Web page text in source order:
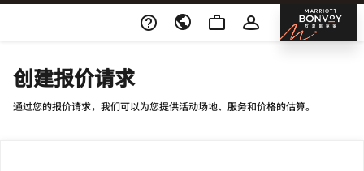
Skip To Content 邦
创建报价请求
通过您的报价请求，我们可以为您提供活动场地、服务和价格的估算。